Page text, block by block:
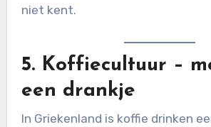
niet kent.
5. Koffiecultuur –
een drankje
In Griekenland is koffie drinken